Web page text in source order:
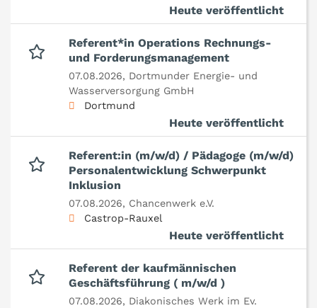
Heute veröffentlicht
Referent*in Operations Rechnungs-
und Forderungsmanagement
07.08.2026, Dortmunder Energie- und
Wasserversorgung GmbH
Dortmund
Heute veröffentlicht
Referent:in (m/w/d) / Pädagoge (m/w/d)
Personalentwicklung Schwerpunkt
Inklusion
07.08.2026, Chancenwerk e.V.
Castrop-Rauxel
Heute veröffentlicht
Referent der kaufmännischen
Geschäftsführung ( m/w/d )
07.08.2026, Diakonisches Werk im Ev.